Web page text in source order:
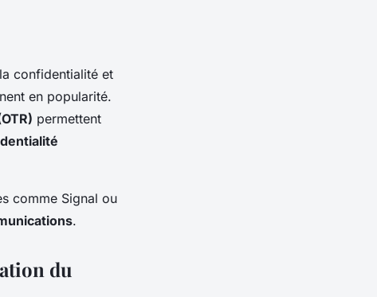
confidentialité et
en popularité.
permettent
comme Signal ou
.
du